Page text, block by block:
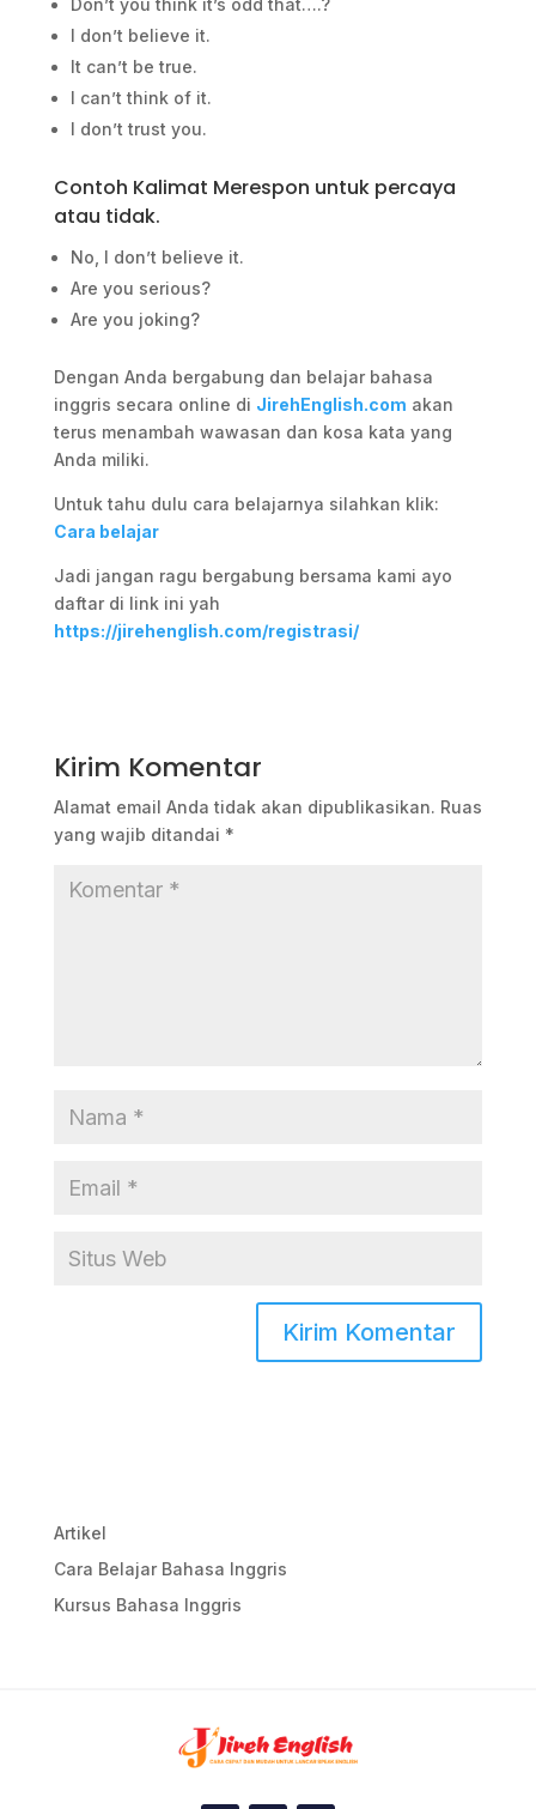
I don’t believe it.
It can’t be true.
I can’t think of it.
I don’t trust you.
Contoh Kalimat Merespon untuk percaya
atau tidak.
No, I don’t believe it.
Are you serious?
Are you joking?
Dengan Anda bergabung dan belajar bahasa
inggris secara online di JirehEnglish.com akan
terus menambah wawasan dan kosa kata yang
Anda miliki.
Untuk tahu dulu cara belajarnya silahkan klik:
Cara belajar
Jadi jangan ragu bergabung bersama kami ayo
daftar di link ini yah
https://jirehenglish.com/registrasi/
Kirim Komentar
Alamat email Anda tidak akan dipublikasikan. Ruas
yang wajib ditandai *
Artikel
Cara Belajar Bahasa Inggris
Kursus Bahasa Inggris